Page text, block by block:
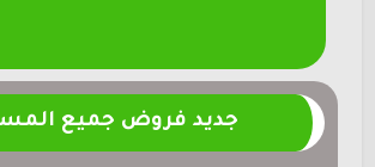
جديد فروض جميع